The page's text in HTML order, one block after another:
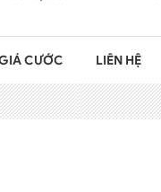
CƯỚC LIÊN HỆ